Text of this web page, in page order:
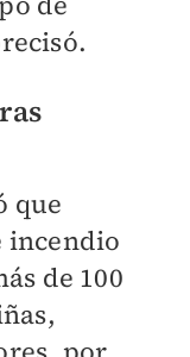
que
incendio
de 100